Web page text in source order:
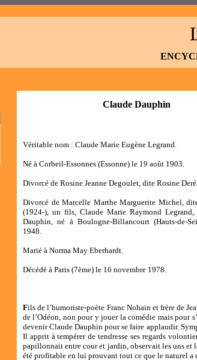
Claude Dauphin
Véritable nom : Claude Marie Eugène Legrand.
Né à Corbeil-Essonnes (Essonne) le 19 août 1903.
Divorcé de Rosine Jeanne Degoulet, dite Rosine
Divorcé de Marcelle Marthe Marguerite Michel,
(1924-), un fils, Claude Marie Raymond Legrand,
Dauphin, né à Boulogne-Billancourt (Hauts-de-
1948.
Marié à Norma May Eberhardt.
Décédé à Paris (7ème) le 16 novembre 1978.
Fils de l’humoriste-poète Franc Nohain et frère de
de l’Odéon, non pour y jouer la comédie mais pour
devenir Claude Dauphin pour se faire applaudir.
Il apprit à tempérer de tendresse ses regards
papillonnait entre cour et jardin, observait les uns et
été profitable en lui prouvant tout ce que le naturel a